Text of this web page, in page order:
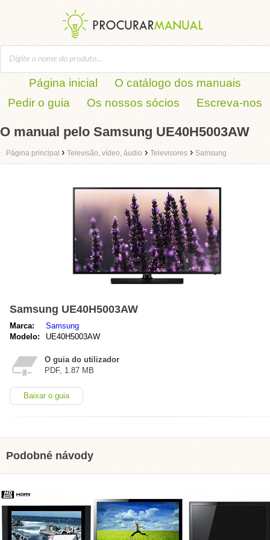
Página inicial
O catálogo dos manuais
Pedir o guia
Os nossos sócios Escreva-nos
O manual pelo Samsung UE40H5003AW
Página principal › Televisão, vídeo, áudio › Televisores › Samsung
Samsung UE40H5003AW
Marca:
Samsung
Modelo:
UE40H5003AW
O guia do utilizador
PDF, 1.87 MB
Baixar o guia
Podobné návody